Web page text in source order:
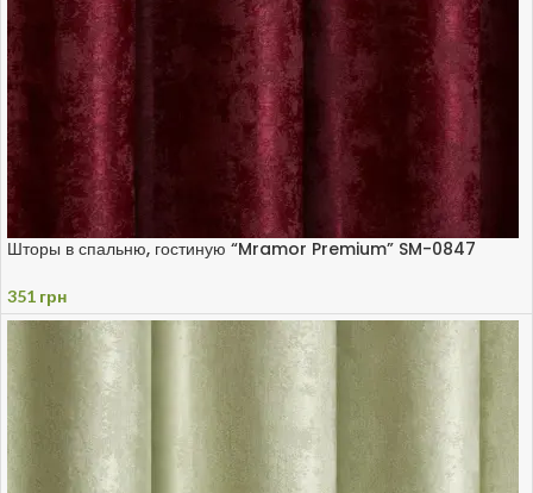
Шторы в спальню, гостиную “Mramor Premium” SM-0847
351 грн